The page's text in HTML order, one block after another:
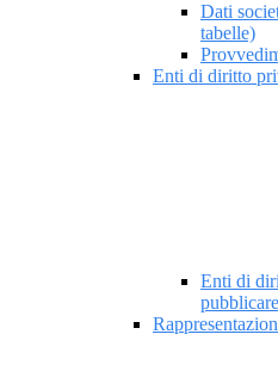
Dati
tabelle)
Enti di diritto
Enti di